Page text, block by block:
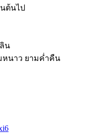
ต้นไป
น
หนาว ยามค่ำคืน